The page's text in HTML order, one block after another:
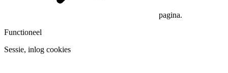
pagina.
Functioneel
Sessie, inlog cookies